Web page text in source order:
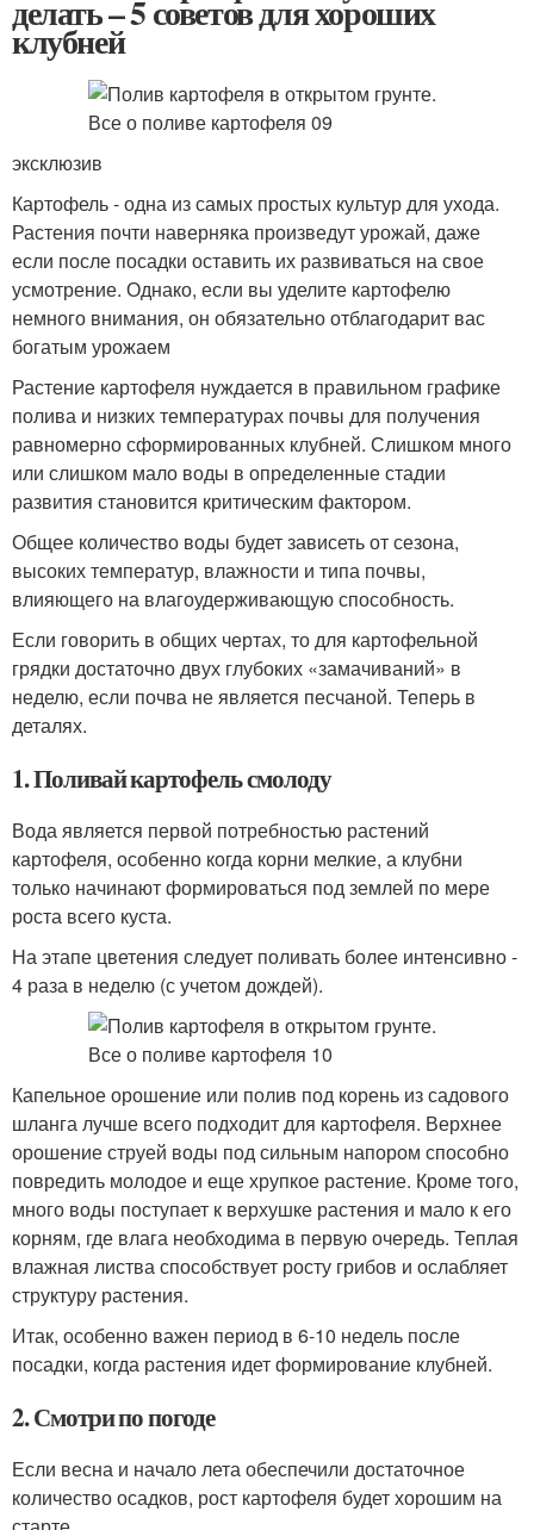
делать – 5 советов для хороших
клубней
эксклюзив
Картофель - одна из самых простых культур для ухода.
Растения почти наверняка произведут урожай, даже
если после посадки оставить их развиваться на свое
усмотрение. Однако, если вы уделите картофелю
немного внимания, он обязательно отблагодарит вас
богатым урожаем
Растение картофеля нуждается в правильном графике
полива и низких температурах почвы для получения
равномерно сформированных клубней. Слишком много
или слишком мало воды в определенные стадии
развития становится критическим фактором.
Общее количество воды будет зависеть от сезона,
высоких температур, влажности и типа почвы,
влияющего на влагоудерживающую способность.
Если говорить в общих чертах, то для картофельной
грядки достаточно двух глубоких «замачиваний» в
неделю, если почва не является песчаной. Теперь в
деталях.
1. Поливай картофель смолоду
Вода является первой потребностью растений
картофеля, особенно когда корни мелкие, а клубни
только начинают формироваться под землей по мере
роста всего куста.
На этапе цветения следует поливать более интенсивно -
4 раза в неделю (с учетом дождей).
Капельное орошение или полив под корень из садового
шланга лучше всего подходит для картофеля. Верхнее
орошение струей воды под сильным напором способно
повредить молодое и еще хрупкое растение. Кроме того,
много воды поступает к верхушке растения и мало к его
корням, где влага необходима в первую очередь. Теплая
влажная листва способствует росту грибов и ослабляет
структуру растения.
Итак, особенно важен период в 6-10 недель после
посадки, когда растения идет формирование клубней.
2. Смотри по погоде
Если весна и начало лета обеспечили достаточное
количество осадков, рост картофеля будет хорошим на